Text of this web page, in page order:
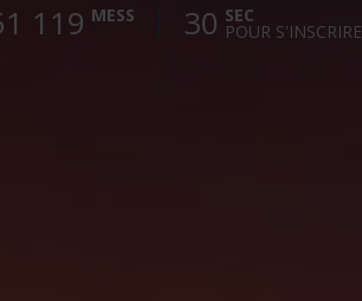
120 MESS 30 SEC
POUR S'INSCRIRE